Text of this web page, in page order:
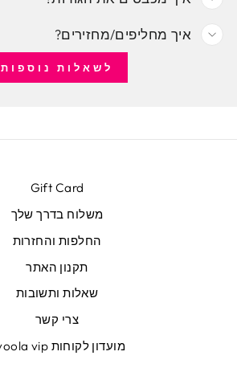
איך מחליפים/מחזירים?
לשאלות נוספות
Gift Card
משלוח בדרך שלך
החלפות והחזרות
תקנון האתר
שאלות ותשובות
צרי קשר
מועדון לקוחות ayoola vip